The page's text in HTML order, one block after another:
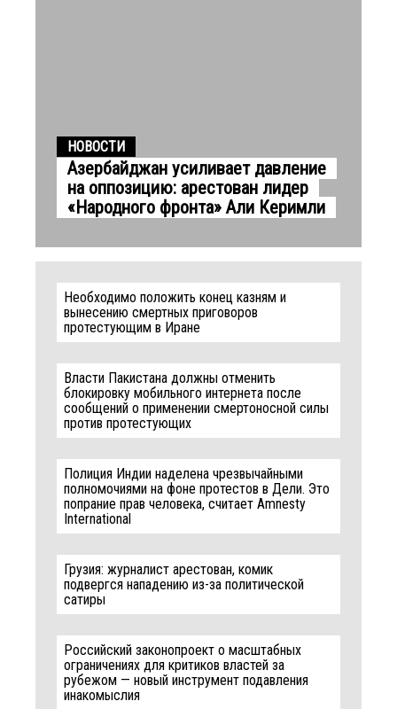
НОВОСТИ
Азербайджан усиливает давление
на оппозицию: арестован лидер
«Народного фронта» Али Керимли
Необходимо положить конец казням и
вынесению смертных приговоров
протестующим в Иране
Власти Пакистана должны отменить
блокировку мобильного интернета после
сообщений о применении смертоносной силы
против протестующих
Полиция Индии наделена чрезвычайными
полномочиями на фоне протестов в Дели. Это
попрание прав человека, считает Amnesty
International
Грузия: журналист арестован, комик
подвергся нападению из-за политической
сатиры
Российский законопроект о масштабных
ограничениях для критиков властей за
рубежом — новый инструмент подавления
инакомыслия